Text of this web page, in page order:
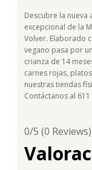
Descubre la nueva
excepcional de la
Volver. Elaborado
vegano pasa por
crianza de 14
carnes rojas,
nuestras tiendas
Contáctanos al
0/5 (0 Reviews)